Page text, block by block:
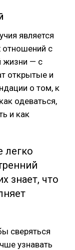
является
отношений с
жизни — с
открытые и
о том, к
одеваться,
и как
легко
знает, что
сверяться
узнавать